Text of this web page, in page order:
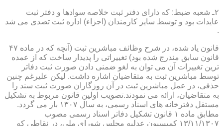
۲ـ شعبه ضبط: كه دارای دفتر ثبت خلاصه سوادها و دفتر ثبت
عایدات بود و توسط سایر كارمندان (اجزاء) اداره ثبت تصدی می شد
.
قانون یاد شده، در شرح وظائف مباشرین ثبت (آنچه كه در ماده ۴۷
قانون سابق مندرج شده بود) تغییراتی را پدیدار ساخت كه از عمده
ترین تغییرات آن می توان به لغو ضمنی دادن صورت ثبت دفاتر
توسط مباشرین ثبت به متقاضیان اشاره داشت. لیكن علیرغم چنین
حذفی، در عمل مباشرین ثبت در آن روزگاران صورت ثبت سند را
به متقاضیان، ارائه می نمودند.تصویب اولین قانون مربوط به تشكیل
مستقل دفترخانه های اسناد رسمی، به سال ۱۳۰۷ باز می گردد.
مطابق ماده ۱ قانون تشكیل دفاتر اسناد رسمی مصوب
۱۳/۱۱/۱۳۰۷ كمیسیون عدلیه مجلس شورای ملی، در نقاطی كه